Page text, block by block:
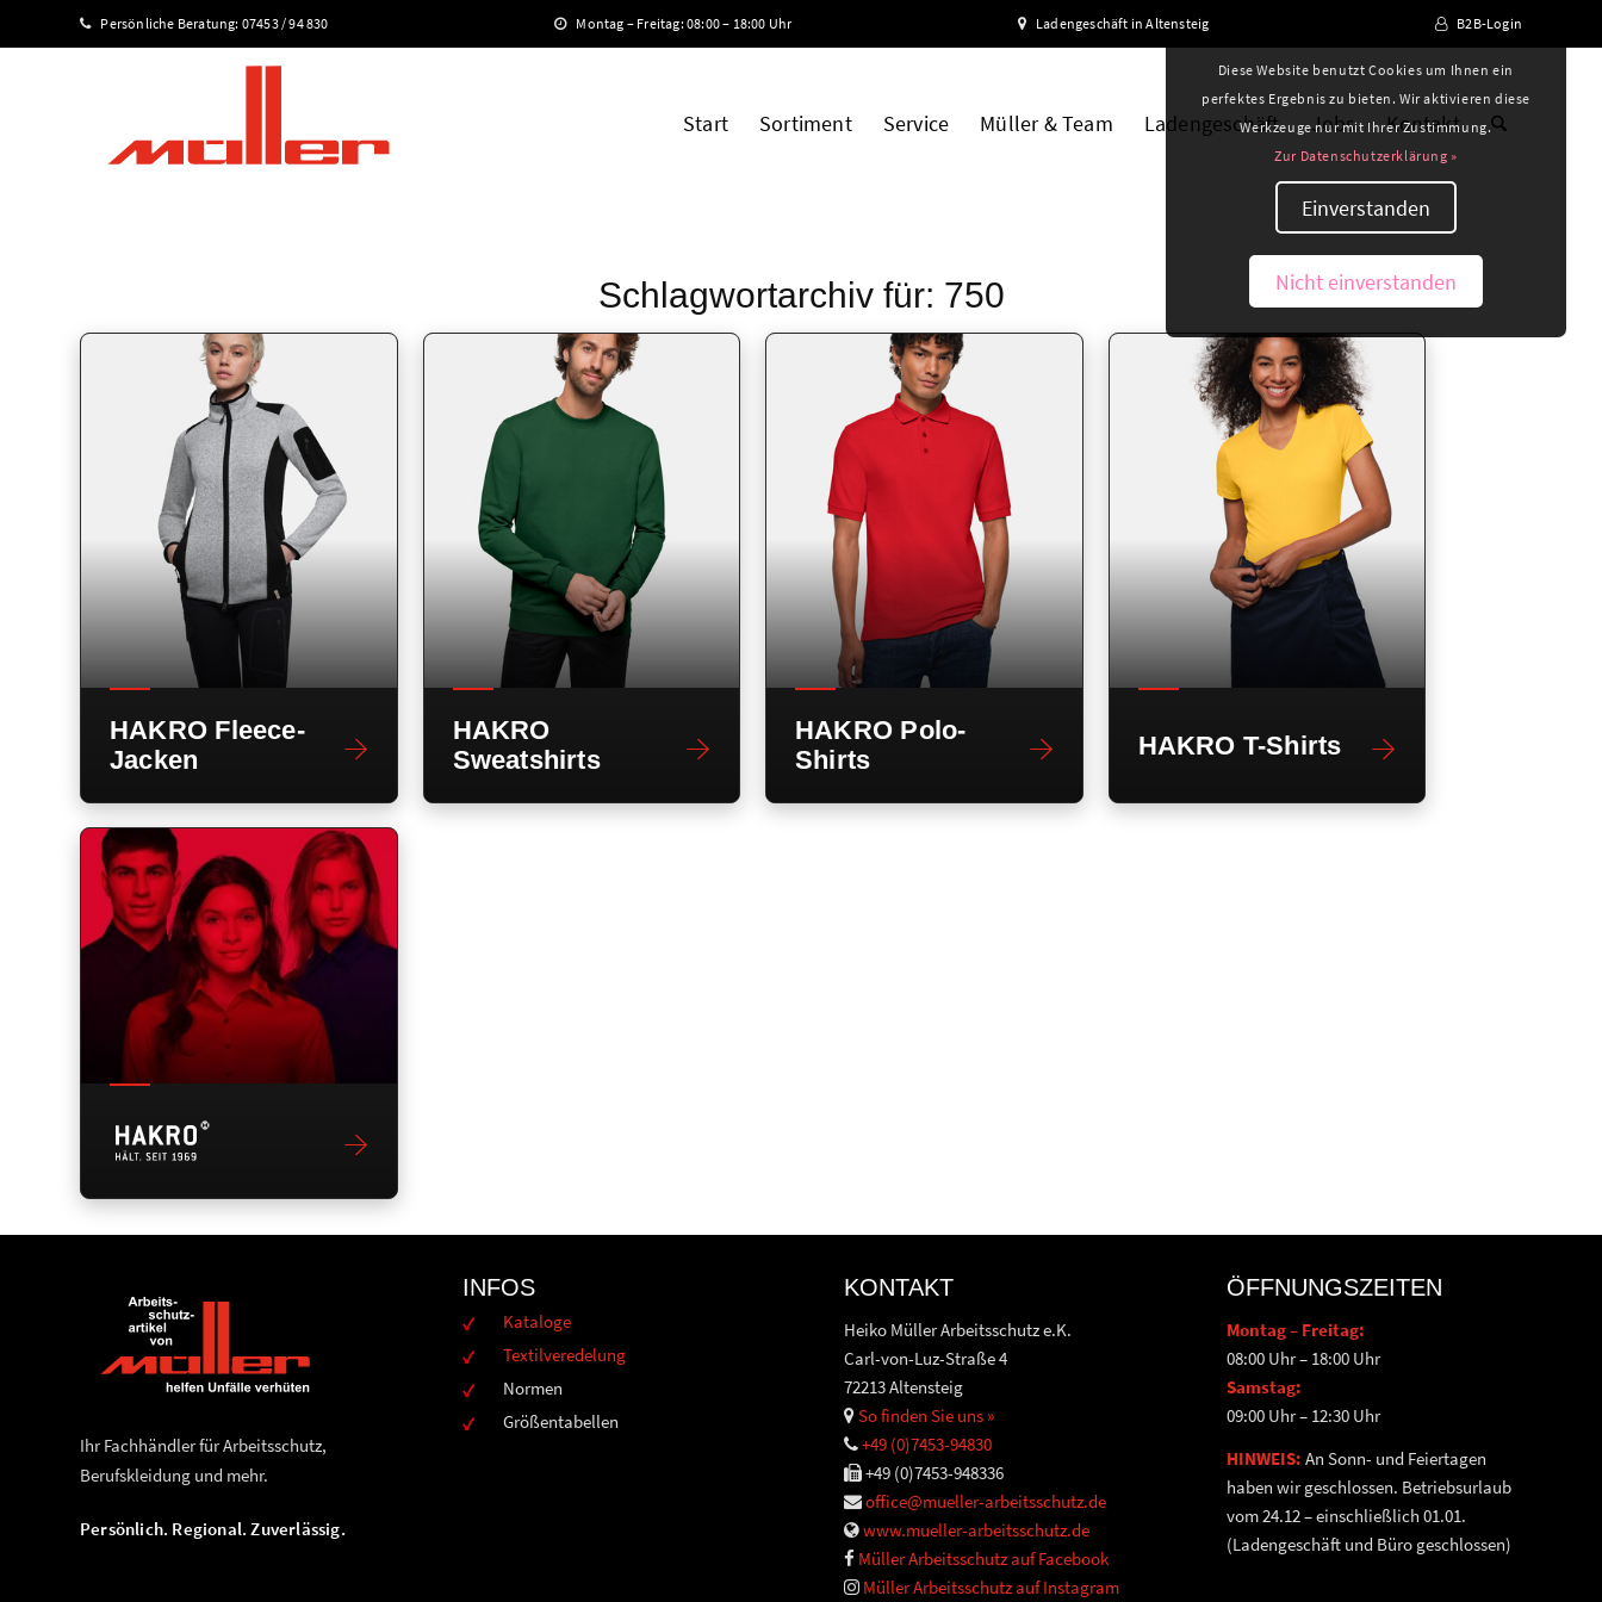
Persönliche Beratung: 07453 / 94 830 Montag – Freitag: 08:00 – 18:00 Uhr Ladengeschäft in Altensteig B2B-Login
Start Sortiment Service Müller & Team Ladengeschäft Jobs Kontakt
Schlagwortarchiv für: 750
HAKRO Fleece-
Jacken
HAKRO
Sweatshirts
HAKRO Polo-
Shirts
HAKRO T-Shirts
Ihr Fachhändler für Arbeitsschutz,
Berufskleidung und mehr.
Persönlich. Regional. Zuverlässig.
INFOS
Kataloge
Textilveredelung
Normen
Größentabellen
KONTAKT
Heiko Müller Arbeitsschutz e.K.
Carl-von-Luz-Straße 4
72213 Altensteig
So finden Sie uns »
+49 (0)7453-94830
+49 (0)7453-948336
office@mueller-arbeitsschutz.de
www.mueller-arbeitsschutz.de
Müller Arbeitsschutz auf Facebook
Müller Arbeitsschutz auf Instagram
ÖFFNUNGSZEITEN
Montag – Freitag:
08:00 Uhr – 18:00 Uhr
Samstag:
09:00 Uhr – 12:30 Uhr
HINWEIS: An Sonn- und Feiertagen
haben wir geschlossen. Betriebsurlaub
vom 24.12 – einschließlich 01.01.
(Ladengeschäft und Büro geschlossen)
Diese Website benutzt Cookies um Ihnen ein
perfektes Ergebnis zu bieten. Wir aktivieren diese
Werkzeuge nur mit Ihrer Zustimmung.
Zur Datenschutzerklärung »
Einverstanden
Nicht einverstanden